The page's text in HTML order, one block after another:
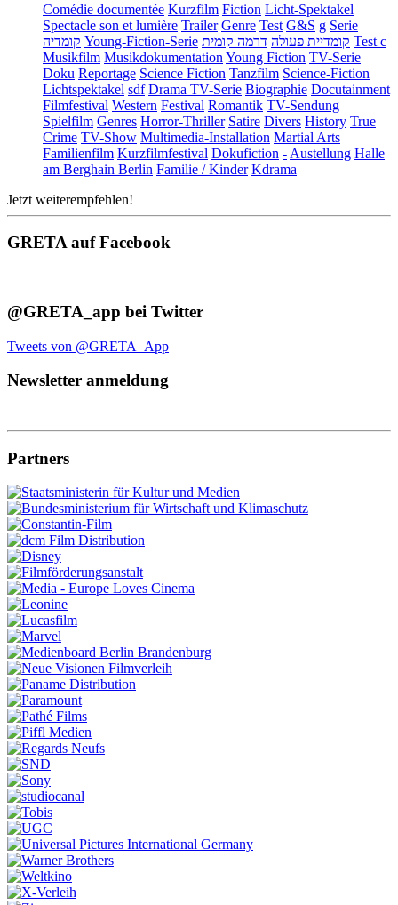
Comédie documentée Kurzfilm Fiction Licht-Spektakel
Spectacle son et lumière Trailer Genre Test G&S g Serie
קומדיה Young-Fiction-Serie קומדיית פעולה דרמה קומית
Test c
Musikfilm Musikdokumentation Young Fiction TV-Serie
Doku Reportage Science Fiction Tanzfilm Science-Fiction
Lichtspektakel sdf Drama TV-Serie Biographie Docutainment
Filmfestival Western Festival Romantik TV-Sendung
Spielfilm Genres Horror-Thriller Satire Divers History True
Crime TV-Show Multimedia-Installation Martial Arts
Familienfilm Kurzfilmfestival Dokufiction - Austellung Halle
am Berghain Berlin Familie / Kinder Kdrama
Jetzt weiterempfehlen!
GRETA auf Facebook
@GRETA_app bei Twitter
Tweets von @GRETA_App
Newsletter anmeldung
Partners